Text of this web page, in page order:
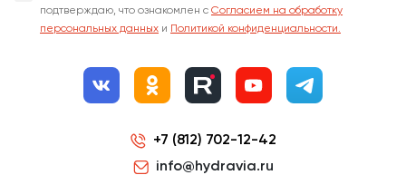
подтверждаю, что ознакомлен с Согласием на обработку
персональных данных и Политикой конфиденциальности.
+7 (812) 702-12-42
info@hydravia.ru